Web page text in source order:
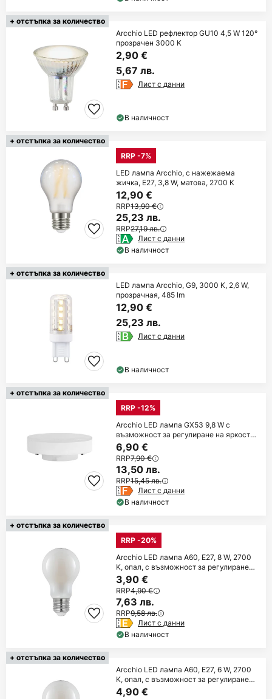
+ отстъпка за количество
Arcchio LED рефлектор GU10 4,5 W 120°
прозрачен 3000 K
2,90 €
5,67 лв.
Лист с данни
В наличност
+ отстъпка за количество
RRP -7%
LED лампа Arcchio, с нажежаема
жичка, E27, 3,8 W, матова, 2700 K
12,90 €
RRP13,90 €
25,23 лв.
RRP27,19 лв.
Лист с данни
В наличност
+ отстъпка за количество
LED лампа Arcchio, G9, 3000 K, 2,6 W,
прозрачная, 485 lm
12,90 €
25,23 лв.
Лист с данни
В наличност
+ отстъпка за количество
RRP -12%
Arcchio LED лампа GX53 9,8 W с
възможност за регулиране на яркостта
3000 K Ø
6,90 €
RRP7,90 €
13,50 лв.
RRP15,45 лв.
Лист с данни
В наличност
+ отстъпка за количество
RRP -20%
Arcchio LED лампа A60, E27, 8 W, 2700
K, опал, с възможност за регулиране
на
3,90 €
RRP4,90 €
7,63 лв.
RRP9,58 лв.
Лист с данни
В наличност
+ отстъпка за количество
Arcchio LED лампа A60, E27, 6 W, 2700
K, опал, с възможност за регулиране
на
4,90 €